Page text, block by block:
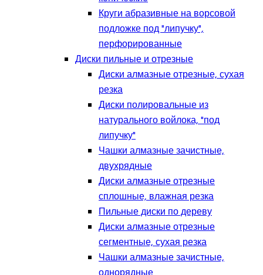
Круги абразивные на ворсовой
подложке под "липучку",
перфорированные
Диски пильные и отрезные
Диски алмазные отрезные, сухая
резка
Диски полировальные из
натурального войлока, "под
липучку"
Чашки алмазные зачистные,
двухрядные
Диски алмазные отрезные
сплошные, влажная резка
Пильные диски по дереву
Диски алмазные отрезные
сегментные, сухая резка
Чашки алмазные зачистные,